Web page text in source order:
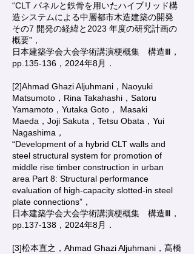
“CLT パネルと鉄骨を用いたハイブリッド構
造システムによる中層都市木造建築の開発
その7 開発の経緯と2023 年度の研究計画の
概要”，
日本建築学会大会学術講演梗概集 構造Ⅲ，
pp.135-136，2024年8月．
[2]Ahmad Ghazi Aljuhmani，Naoyuki
Matsumoto，Rina Takahashi，Satoru
Yamamoto，Yutaka Goto， Masaki
Maeda，Joji Sakuta，Tetsu Obata，Yui
Nagashima，
“Development of a hybrid CLT walls and
steel structural system for promotion of
middle rise timber construction in urban
area Part 8: Structural performance
evaluation of high-capacity slotted-in steel
plate connections”，
日本建築学会大会学術講演梗概集 構造Ⅲ，
pp.137-138，2024年8月．
[3]松本直之，Ahmad Ghazi Aljuhmani，髙橋